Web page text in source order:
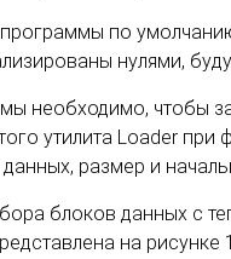
по
нулями,
необходимо, чтобы
утилита Loader
размер и
блоков данных с
на рисунке